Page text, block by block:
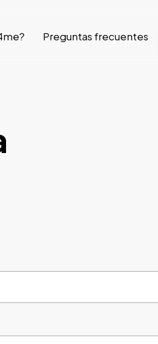
Preguntas frecuentes